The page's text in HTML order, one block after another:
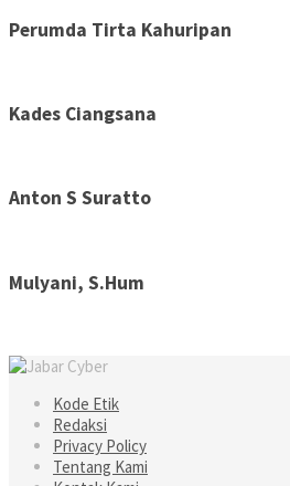
Perumda Tirta Kahuripan
Kades Ciangsana
Anton S Suratto
Mulyani, S.Hum
Kode Etik
Redaksi
Privacy Policy
Tentang Kami